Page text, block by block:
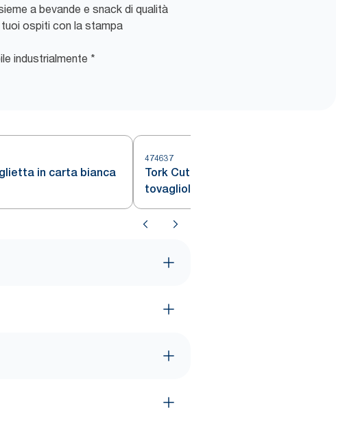
a bevande e snack di qualità
ospiti con la stampa
industrialmente *
in carta bianca
474637
Tork Cutlery Bag Natural con
tovagliolo bianco